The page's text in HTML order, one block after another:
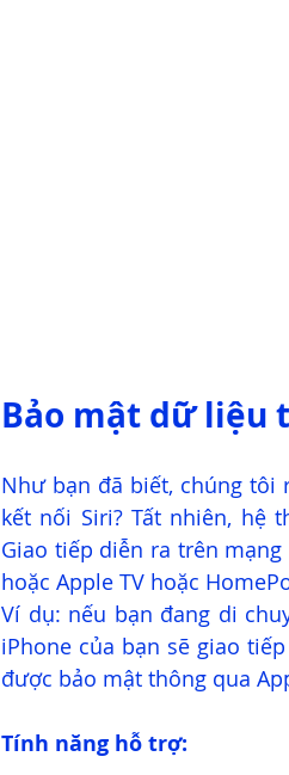
Bảo mật dữ liệu
Như bạn đã biết, chúng tôi
kết nối Siri? Tất nhiên, hệ
Giao tiếp diễn ra trên
hoặc Apple TV hoặc
Ví dụ: nếu bạn đang di
iPhone của bạn sẽ giao
được bảo mật thông qua
Tính năng hỗ trợ: